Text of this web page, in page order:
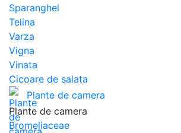
Sparanghel
Telina
Varza
Vigna
Vinata
Сicoare de salata
Plante de camera
Plante de camera
Bromeliaceae